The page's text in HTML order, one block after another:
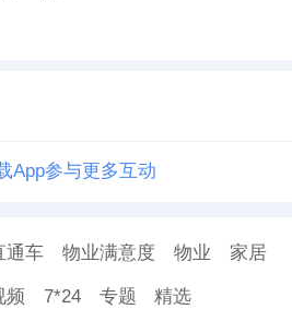
App参与更多互动
通车 物业满意度 物业 家居
频 7*24 专题 精选